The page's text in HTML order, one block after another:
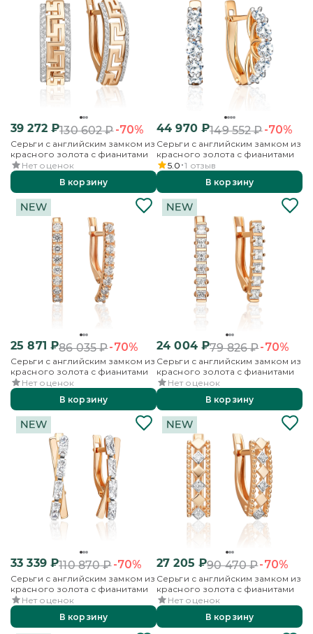
39 272₽130 602₽-70%
Серьги с английским замком из
красного золота с фианитами
Нет оценок
В корзину
44 970₽149 552₽-70%
Серьги с английским замком из
красного золота с фианитами
5.0 1 отзыв
В корзину
25 871 ₽86 035₽-70%
Серьги с английским замком из
красного золота с фианитами
Нет оценок
В корзину
24 004₽79 826₽-70%
Серьги с английским замком из
красного золота с фианитами
Нет оценок
В корзину
33 339₽110 870₽-70%
Серьги с английским замком из
красного золота с фианитами
Нет оценок
В корзину
27 205 ₽90 470₽-70%
Серьги с английским замком из
красного золота с фианитами
Нет оценок
В корзину